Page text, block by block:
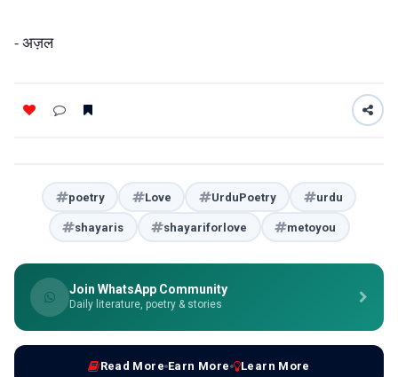
- अज़ल
poetry Love UrduPoetry urdu
shayaris shayariforlove metoyou
Join WhatsApp Community
Daily literature, poetry & stories
Read More Earn More Learn More